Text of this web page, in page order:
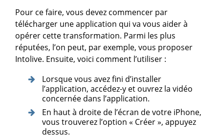
Pour ce faire, vous devez commencer par
télécharger une application qui va vous aider à
opérer cette transformation. Parmi les plus
réputées, l’on peut, par exemple, vous proposer
Intolive. Ensuite, voici comment l’utiliser :
Lorsque vous avez fini d’installer
l’application, accédez-y et ouvrez la vidéo
concernée dans l’application.
En haut à droite de l’écran de votre iPhone,
vous trouverez l’option « Créer », appuyez
dessus.